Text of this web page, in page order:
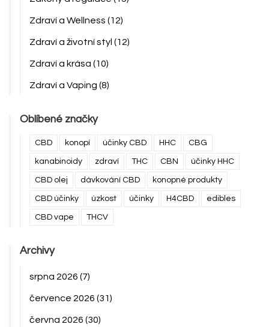
Zdraví a Wellness (12)
Zdraví a životní styl (12)
Zdraví a krása (10)
Zdraví a Vaping (8)
Oblíbené značky
CBD konopí účinky CBD HHC CBG
kanabinoidy zdraví THC CBN účinky HHC
CBD olej dávkování CBD konopné produkty
CBD účinky úzkost účinky H4CBD edibles
CBD vape THCV
Archivy
srpna 2026 (7)
července 2026 (31)
června 2026 (30)